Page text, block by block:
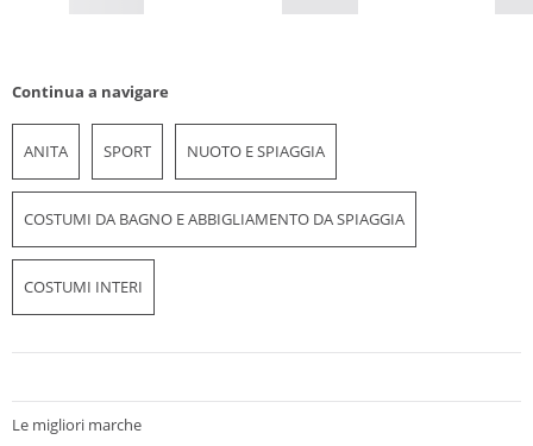
Continua a navigare
ANITA SPORT NUOTO E SPIAGGIA
COSTUMI DA BAGNO E ABBIGLIAMENTO DA SPIAGGIA
COSTUMI INTERI
Le migliori marche